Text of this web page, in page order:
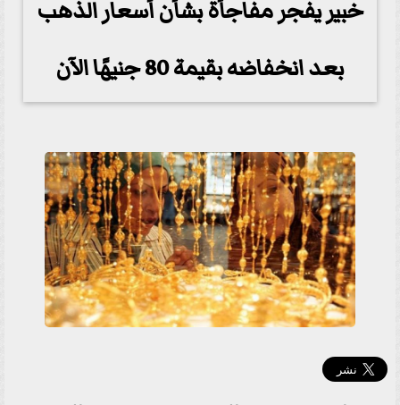
خبير يفجر مفاجأة بشأن أسعار الذهب
بعد انخفاضه بقيمة 80 جنيهًا الآن